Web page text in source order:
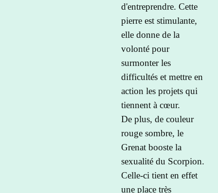
d'entreprendre. Cette
pierre est stimulante,
elle donne de la
volonté pour
surmonter les
difficultés et mettre en
action les projets qui
tiennent à cœur.
De plus, de couleur
rouge sombre, le
Grenat booste la
sexualité du Scorpion.
Celle-ci tient en effet
une place très